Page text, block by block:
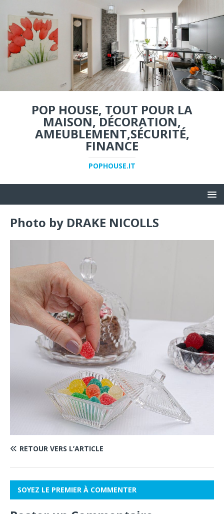
POP HOUSE, TOUT POUR LA
MAISON, DÉCORATION,
AMEUBLEMENT,SÉCURITÉ,
FINANCE
POPHOUSE.IT
Photo by DRAKE NICOLLS
RETOUR VERS L’ARTICLE
SOYEZ LE PREMIER À COMMENTER